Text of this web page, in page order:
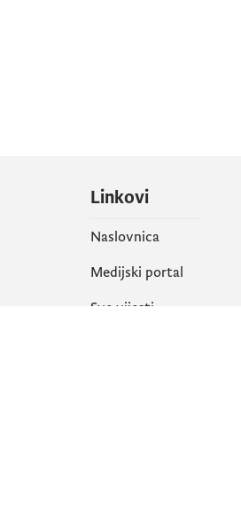
Linkovi
Naslovnica
Medijski portal
Sve vijesti